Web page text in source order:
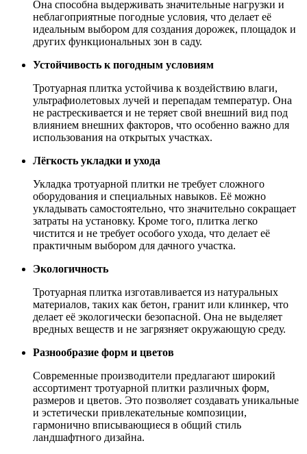
Она способна выдерживать значительные нагрузки и
неблагоприятные погодные условия, что делает её
идеальным выбором для создания дорожек, площадок и
других функциональных зон в саду.
Устойчивость к погодным условиям
Тротуарная плитка устойчива к воздействию влаги,
ультрафиолетовых лучей и перепадам температур. Она
не растрескивается и не теряет свой внешний вид под
влиянием внешних факторов, что особенно важно для
использования на открытых участках.
Лёгкость укладки и ухода
Укладка тротуарной плитки не требует сложного
оборудования и специальных навыков. Её можно
укладывать самостоятельно, что значительно сокращает
затраты на установку. Кроме того, плитка легко
чистится и не требует особого ухода, что делает её
практичным выбором для дачного участка.
Экологичность
Тротуарная плитка изготавливается из натуральных
материалов, таких как бетон, гранит или клинкер, что
делает её экологически безопасной. Она не выделяет
вредных веществ и не загрязняет окружающую среду.
Разнообразие форм и цветов
Современные производители предлагают широкий
ассортимент тротуарной плитки различных форм,
размеров и цветов. Это позволяет создавать уникальные
и эстетически привлекательные композиции,
гармонично вписывающиеся в общий стиль
ландшафтного дизайна.